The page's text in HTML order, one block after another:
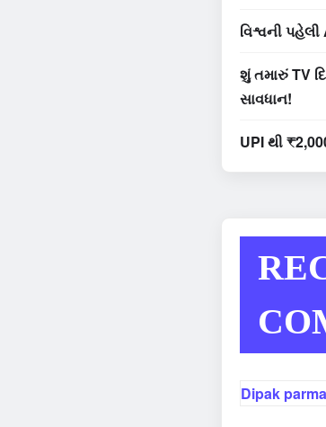
વિશ્વની
શું તમારું TV
સાવધાન!
UPI થી
Dipak